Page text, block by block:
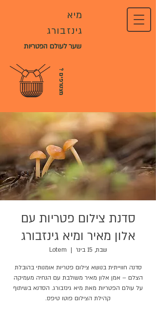
מיא
גינזבורג
שער לעולם הפטריות
?
מ
צ
ט
ר
פ
י
ם
סדנת צילום פטריות עם
אלון מאיר ומיא גינזבורג
שבת, 15 בינו׳
  |
Lotem
סדנה חווייתית בנושא צילום פטריות אומנותי בהובלת
הצלם – אמן אלון מאיר משולבת עם הנחיה מעמיקה
על עולם הפטריות מאת מיא גינזבורג. הסדנא בשיתוף
קהילת הצילום פוטו טיפס.